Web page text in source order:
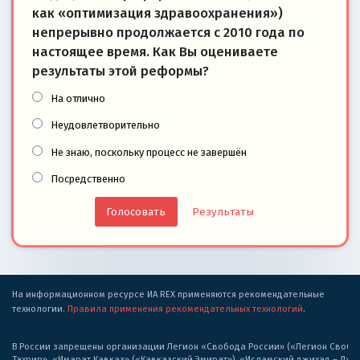
как «оптимизация здравоохранения»)
непрерывно продолжается с 2010 года по
настоящее время. Как Вы оцениваете
результаты этой реформы?
На отлично
Неудовлетворительно
Не знаю, поскольку процесс не завершён
Посредственно
Результаты
На информационном ресурсе ИА REX применяются рекомендательные
технологии. Правила применения рекомендательных технологий.
В России запрещены организации Легион «Свобода России» («Легион